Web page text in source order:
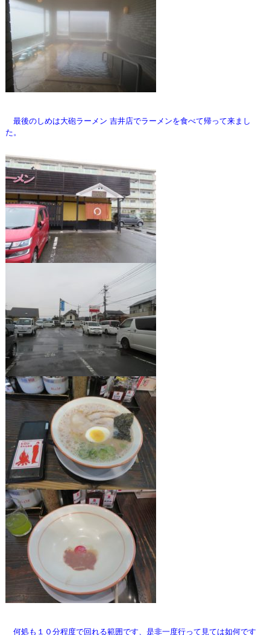
最後のしめは大砲ラーメン 吉井店でラーメンを食べて帰って来まし
た。
何処も１０分程度で回れる範囲です、是非一度行って見ては如何です